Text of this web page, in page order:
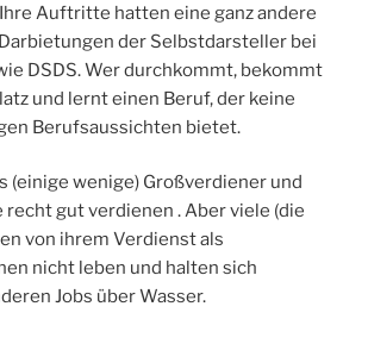
Auftritte hatten eine ganz andere
der Selbstdarsteller bei
DSDS. Wer durchkommt, bekommt
und lernt einen Beruf, der keine
Berufsaussichten bietet.
(einige wenige) Großverdiener und
recht gut verdienen . Aber viele (die
von ihrem Verdienst als
nicht leben und halten sich
Jobs über Wasser.